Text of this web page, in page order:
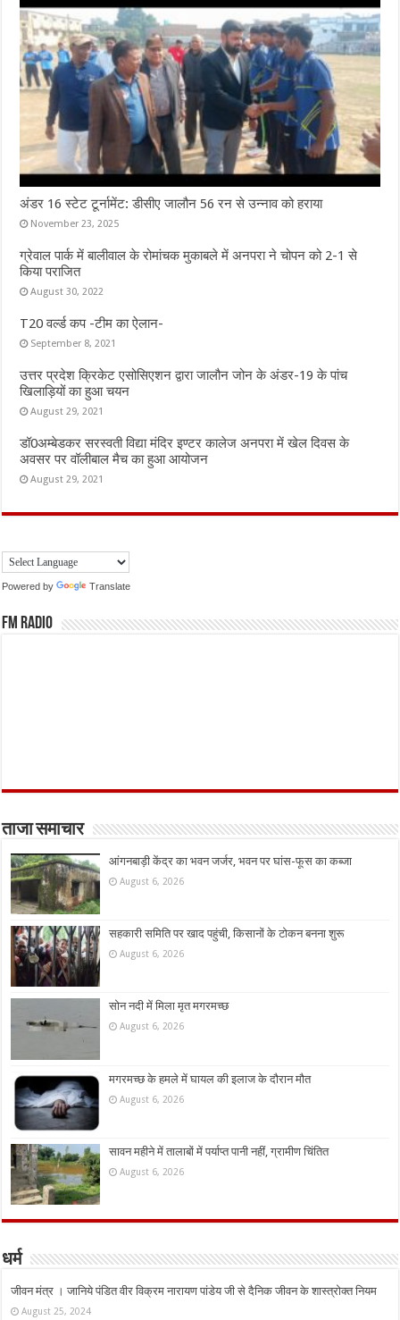
अंडर 16 स्टेट टूर्नामेंट: डीसीए जालौन 56 रन से उन्नाव को हराया
November 23, 2025
ग्रेवाल पार्क में बालीवाल के रोमांचक मुकाबले में अनपरा ने चोपन को 2-1 से
किया पराजित
August 30, 2022
T20 वर्ल्ड कप -टीम का ऐलान-
September 8, 2021
उत्तर प्रदेश क्रिकेट एसोसिएशन द्वारा जालौन जोन के अंडर-19 के पांच
खिलाड़ियों का हुआ चयन
August 29, 2021
डॉ0अम्बेडकर सरस्वती विद्या मंदिर इण्टर कालेज अनपरा में खेल दिवस के
अवसर पर वॉलीबाल मैच का हुआ आयोजन
August 29, 2021
Powered by Translate
FM Radio
ताजा समाचार
आंगनबाड़ी केंद्र का भवन जर्जर, भवन पर घांस-फूस का कब्जा
August 6, 2026
सहकारी समिति पर खाद पहुंची, किसानों के टोकन बनना शुरू
August 6, 2026
सोन नदी में मिला मृत मगरमच्छ
August 6, 2026
मगरमच्छ के हमले में घायल की इलाज के दौरान मौत
August 6, 2026
सावन महीने में तालाबों में पर्याप्त पानी नहीं, ग्रामीण चिंतित
August 6, 2026
धर्म
जीवन मंत्र । जानिये पंडित वीर विक्रम नारायण पांडेय जी से दैनिक जीवन के शास्त्रोक्त नियम
August 25, 2024